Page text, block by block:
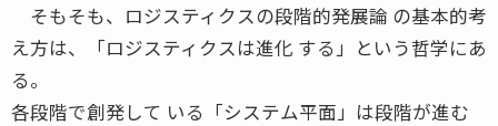
そもそも、ロジスティクスの段階的発展論 の基本的考
え方は、「ロジスティクスは進化 する」という哲学にあ
る。
各段階で創発して いる「システム平面」は段階が進む